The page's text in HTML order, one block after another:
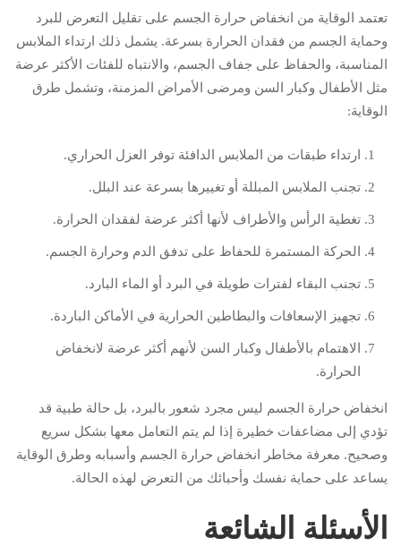
تعتمد الوقاية من انخفاض حرارة الجسم على تقليل التعرض للبرد
وحماية الجسم من فقدان الحرارة بسرعة. يشمل ذلك ارتداء الملابس
المناسبة، والحفاظ على جفاف الجسم، والانتباه للفئات الأكثر عرضة
مثل الأطفال وكبار السن ومرضى الأمراض المزمنة، وتشمل طرق
الوقاية:
ارتداء طبقات من الملابس الدافئة توفر العزل الحراري.
تجنب الملابس المبللة أو تغييرها بسرعة عند البلل.
تغطية الرأس والأطراف لأنها أكثر عرضة لفقدان الحرارة.
الحركة المستمرة للحفاظ على تدفق الدم وحرارة الجسم.
تجنب البقاء لفترات طويلة في البرد أو الماء البارد.
تجهيز الإسعافات والبطاطين الحرارية في الأماكن الباردة.
الاهتمام بالأطفال وكبار السن لأنهم أكثر عرضة لانخفاض
الحرارة.
انخفاض حرارة الجسم ليس مجرد شعور بالبرد، بل حالة طبية قد
تؤدي إلى مضاعفات خطيرة إذا لم يتم التعامل معها بشكل سريع
وصحيح. معرفة مخاطر انخفاض حرارة الجسم وأسبابه وطرق الوقاية
يساعد على حماية نفسك وأحبائك من التعرض لهذه الحالة.
الأسئلة الشائعة